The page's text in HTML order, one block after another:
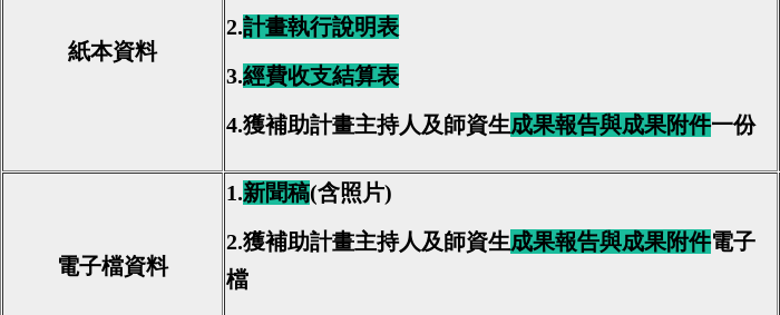
紙本資料
2.計畫執行說明表
3.經費收支結算表
4.獲補助計畫主持人及師資生成果報告與成果附件一份
電子檔資料
1.新聞稿(含照片)
2.獲補助計畫主持人及師資生成果報告與成果附件電子
檔